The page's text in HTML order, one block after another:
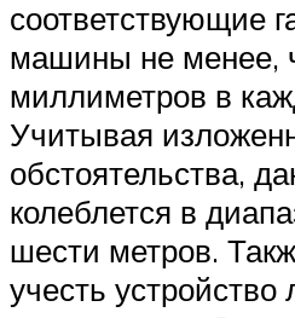
соответствующие
машины не менее,
миллиметров в
Учитывая
обстоятельства,
колеблется в
шести метров.
учесть